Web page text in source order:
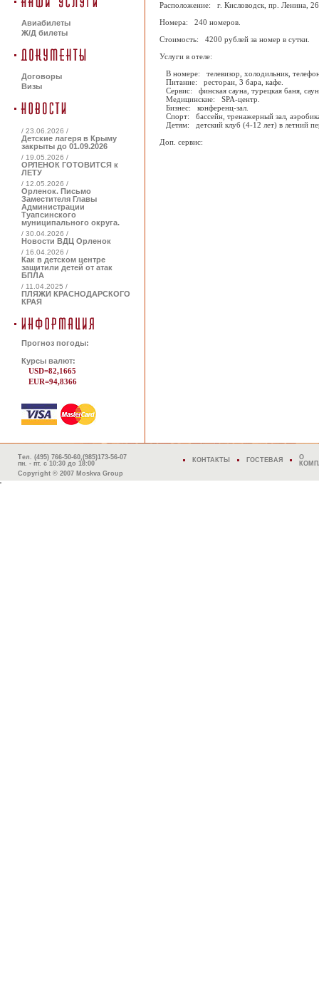
Авиабилеты
Ж/Д билеты
Договоры
Визы
/ 23.06.2026 /
Детские лагеря в Крыму
закрыты до 01.09.2026
/ 19.05.2026 /
ОРЛЕНОК ГОТОВИТСЯ к
ЛЕТУ
/ 12.05.2026 /
Орленок. Письмо
Заместителя Главы
Администрации
Туапсинского
муниципального округа.
/ 30.04.2026 /
Новости ВДЦ Орленок
/ 16.04.2026 /
Как в детском центре
защитили детей от атак
БПЛА
/ 11.04.2025 /
ПЛЯЖИ КРАСНОДАРСКОГО
КРАЯ
Прогноз погоды:
Курсы валют:
USD=82,1665
EUR=94,8366
Расположение: г. Кисловодск, пр. Ленина,
Номера: 240 номеров.
Стоимость: 4200 рублей за номер в сутки.
Услуги в отеле:
В номере: телевизор, холодильник,
Питание: ресторан, 3 бара, кафе.
Сервис: финская сауна, турецкая баня,
Медицинские: SPA-центр.
Бизнес: конференц-зал.
Спорт: бассейн, тренажерный зал,
Детям: детский клуб (4-12 лет) в летний
Доп. сервис:
Тел. (495) 766-50-60,(985)173-56-07
пн. - пт. с 10:30 до 18:00
Copyright © 2007 Moskva Group
КОНТАКТЫ ГОСТЕВАЯ
О
'